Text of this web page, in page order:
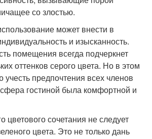
со злостью.
может внести в
и изысканность.
помещения всегда подчеркнет
оттенков серого цвета. Но в этом
учесть предпочтения всех членов
гостиной была комфортной и
сочетания не следует
цвета. Это не только дань